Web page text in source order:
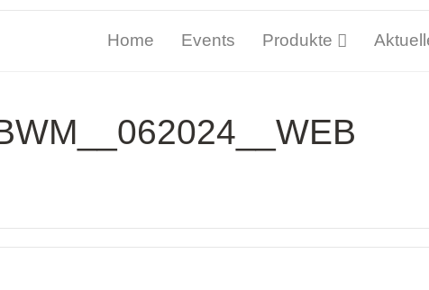
Home Events Produkte